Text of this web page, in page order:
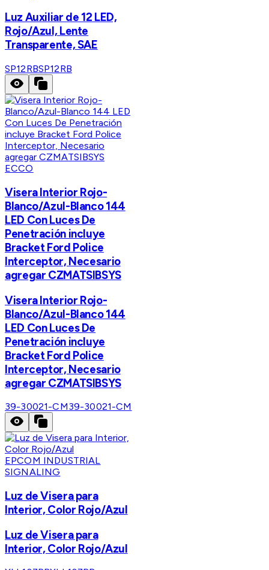
Luz Auxiliar de 12 LED,
Rojo/Azul, Lente
Transparente, SAE
SP12RBSP12RB
ECCO
Visera Interior Rojo-
Blanco/Azul-Blanco 144
LED Con Luces De
Penetración incluye
Bracket Ford Police
Interceptor, Necesario
agregar CZMATSIBSYS
Visera Interior Rojo-
Blanco/Azul-Blanco 144
LED Con Luces De
Penetración incluye
Bracket Ford Police
Interceptor, Necesario
agregar CZMATSIBSYS
39-30021-CM39-30021-CM
EPCOM INDUSTRIAL
SIGNALING
Luz de Visera para
Interior, Color Rojo/Azul
Luz de Visera para
Interior, Color Rojo/Azul